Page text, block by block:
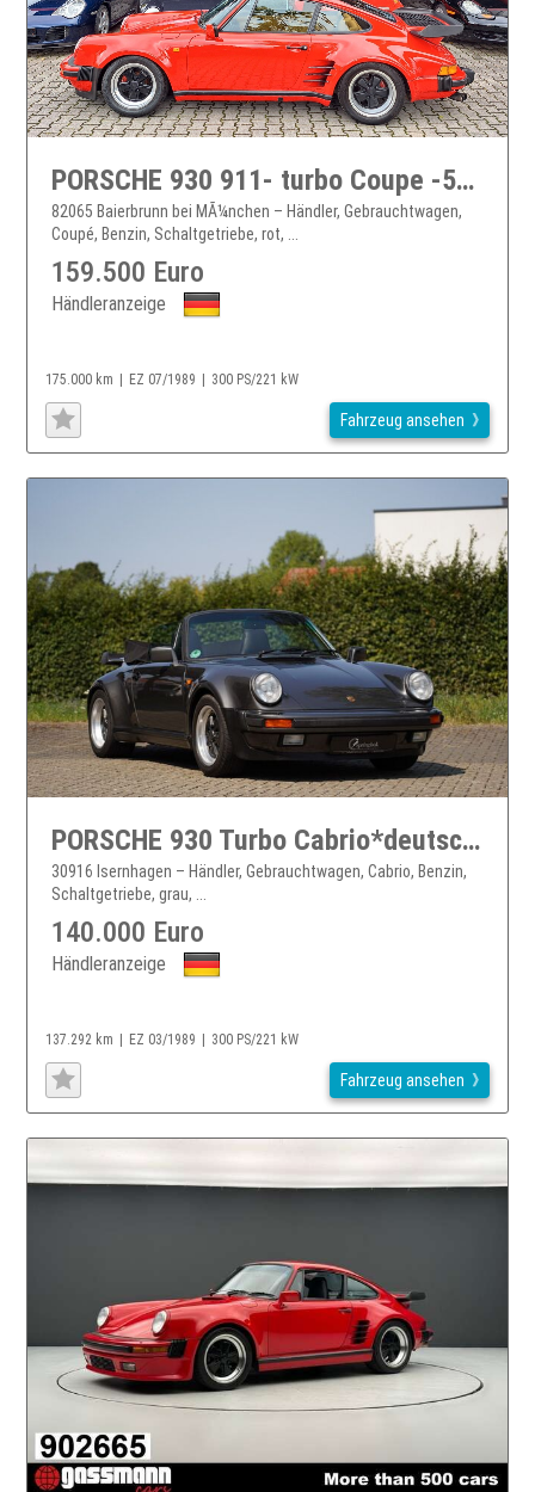
PORSCHE 930 911- turbo Coupe -5-Gg., Motor 10tkm
82065 Baierbrunn bei MÃ¼nchen – Händler, Gebrauchtwagen,
Coupé, Benzin, Schaltgetriebe, rot, ...
159.500 Euro
Händleranzeige
175.000 km EZ 07/1989 300 PS/221 kW
Fahrzeug ansehen
PORSCHE 930 Turbo Cabrio*deutsches Fahrzeug*5-Gang*
30916 Isernhagen – Händler, Gebrauchtwagen, Cabrio, Benzin,
Schaltgetriebe, grau, ...
140.000 Euro
Händleranzeige
137.292 km EZ 03/1989 300 PS/221 kW
Fahrzeug ansehen